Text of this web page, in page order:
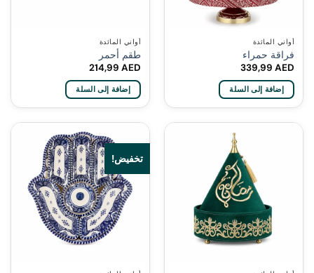
أواني المائدة
فراقة حمراء
339,99AED
إضافة إلى السلة
أواني المائدة
طقم أحمر
214,99AED
إضافة إلى السلة
تخفيض!